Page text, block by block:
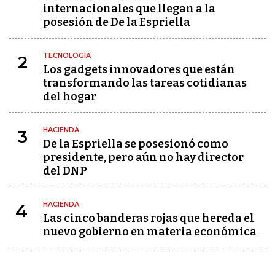
internacionales que llegan a la
posesión de De la Espriella
2 TECNOLOGÍA
Los gadgets innovadores que están
transformando las tareas cotidianas
del hogar
3 HACIENDA
De la Espriella se posesionó como
presidente, pero aún no hay director
del DNP
4 HACIENDA
Las cinco banderas rojas que hereda el
nuevo gobierno en materia económica